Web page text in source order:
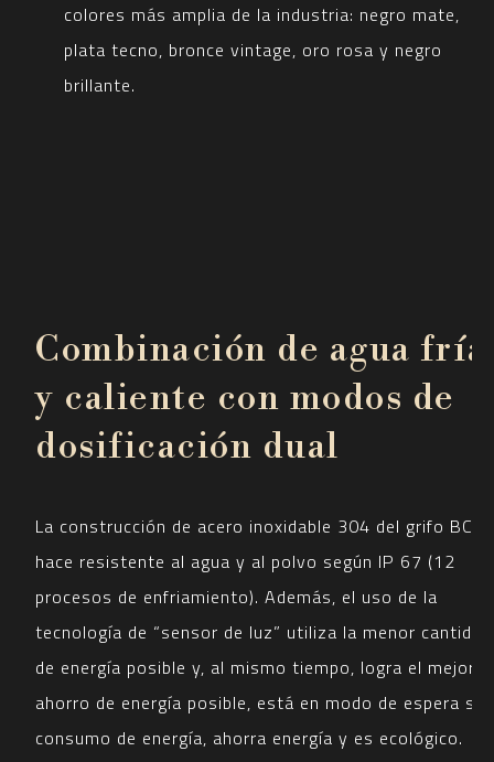
colores más amplia de la industria: negro mate,
plata tecno, bronce vintage, oro rosa y negro
brillante.
Combinación de agua fría
y caliente con modos de
dosificación dual
La construcción de acero inoxidable 304 del grifo BC lo
hace resistente al agua y al polvo según IP 67 (12
procesos de enfriamiento). Además, el uso de la
tecnología de “sensor de luz” utiliza la menor cantidad
de energía posible y, al mismo tiempo, logra el mejor
ahorro de energía posible, está en modo de espera sin
consumo de energía, ahorra energía y es ecológico.